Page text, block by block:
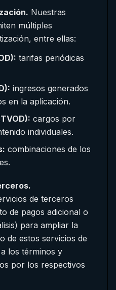
Nuestras
múltiples
entre ellas:
tarifas periódicas
ingresos generados
en la aplicación.
cargos por
individuales.
combinaciones de los
de terceros
de pagos adicional o
para ampliar la
de estos servicios de
los términos y
por los respectivos